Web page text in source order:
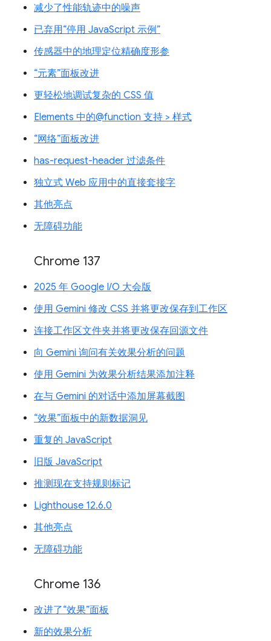
减少了性能轨迹中的噪声
已弃用“停用 JavaScript 示例”
传感器中的地理定位精确度形参
“元素”面板改进
更轻松地调试复杂的 CSS 值
Elements 中的@function 支持 > 样式
“网络”面板改进
has-request-header 过滤条件
独立式 Web 应用中的直接套接字
其他亮点
无障碍功能
Chrome 137
2025 年 Google I/O 大会版
使用 Gemini 修改 CSS 并将更改保存到工作区
连接工作区文件夹并将更改保存回源文件
向 Gemini 询问有关效果分析的问题
使用 Gemini 为效果分析结果添加注释
在与 Gemini 的对话中添加屏幕截图
“效果”面板中的新数据洞见
重复的 JavaScript
旧版 JavaScript
推测现在支持规则标记
Lighthouse 12.6.0
其他亮点
无障碍功能
Chrome 136
改进了“效果”面板
新的效果分析